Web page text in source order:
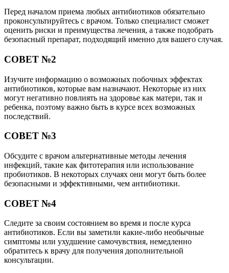
Перед началом приема любых антибиотиков обязательно
проконсультируйтесь с врачом. Только специалист сможет
оценить риски и преимущества лечения, а также подобрать
безопасный препарат, подходящий именно для вашего случая.
СОВЕТ №2
Изучите информацию о возможных побочных эффектах
антибиотиков, которые вам назначают. Некоторые из них
могут негативно повлиять на здоровье как матери, так и
ребенка, поэтому важно быть в курсе всех возможных
последствий.
СОВЕТ №3
Обсудите с врачом альтернативные методы лечения
инфекций, такие как фитотерапия или использование
пробиотиков. В некоторых случаях они могут быть более
безопасными и эффективными, чем антибиотики.
СОВЕТ №4
Следите за своим состоянием во время и после курса
антибиотиков. Если вы заметили какие-либо необычные
симптомы или ухудшение самочувствия, немедленно
обратитесь к врачу для получения дополнительной
консультации.